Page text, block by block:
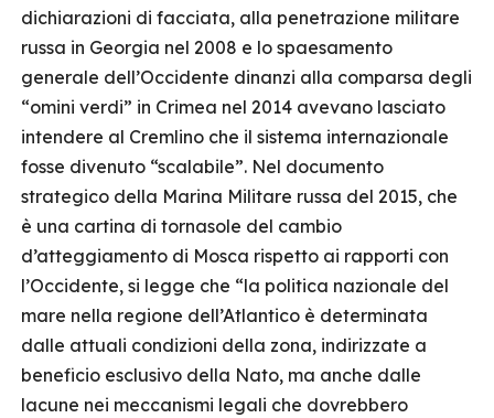
dichiarazioni di facciata, alla penetrazione militare
russa in Georgia nel 2008 e lo spaesamento
generale dell’Occidente dinanzi alla comparsa degli
“omini verdi” in Crimea nel 2014 avevano lasciato
intendere al Cremlino che il sistema internazionale
fosse divenuto “scalabile”. Nel documento
strategico della Marina Militare russa del 2015, che
è una cartina di tornasole del cambio
d’atteggiamento di Mosca rispetto ai rapporti con
l’Occidente, si legge che “la politica nazionale del
mare nella regione dell’Atlantico è determinata
dalle attuali condizioni della zona, indirizzate a
beneficio esclusivo della Nato, ma anche dalle
lacune nei meccanismi legali che dovrebbero